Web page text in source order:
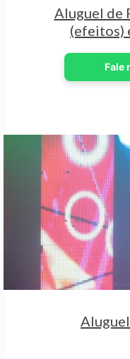
Aluguel de
(efeitos)
Fale